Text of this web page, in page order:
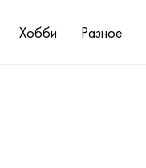
Хобби Разное